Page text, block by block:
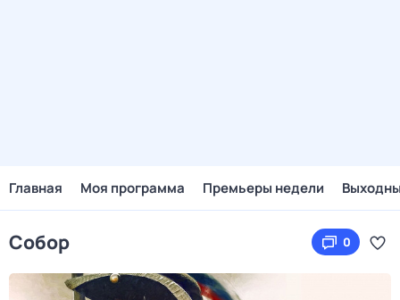
Главная Моя программа Премьеры недели
Собор 0